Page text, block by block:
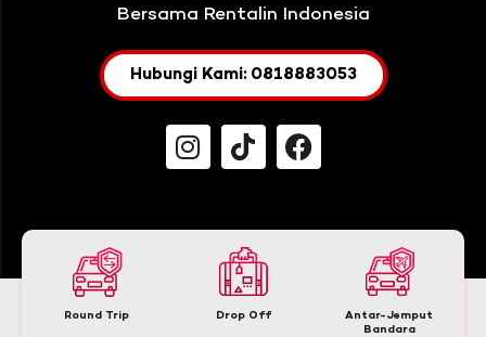
Bersama Rentalin Indonesia
Hubungi Kami: 0818883053
Round Trip Drop Off
Antar-Jemput
Bandara